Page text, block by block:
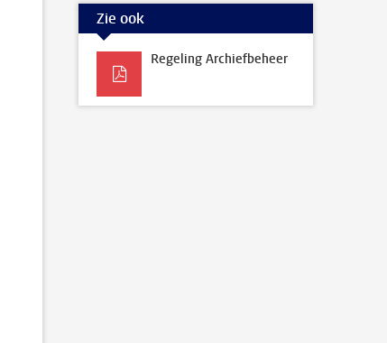
Zie ook
Regeling Archiefbeheer